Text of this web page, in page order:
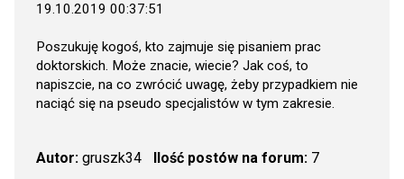
19.10.2019 00:37:51
Poszukuję kogoś, kto zajmuje się pisaniem prac
doktorskich. Może znacie, wiecie? Jak coś, to
napiszcie, na co zwrócić uwagę, żeby przypadkiem nie
naciąć się na pseudo specjalistów w tym zakresie.
Autor: gruszk34 Ilość postów na forum:7